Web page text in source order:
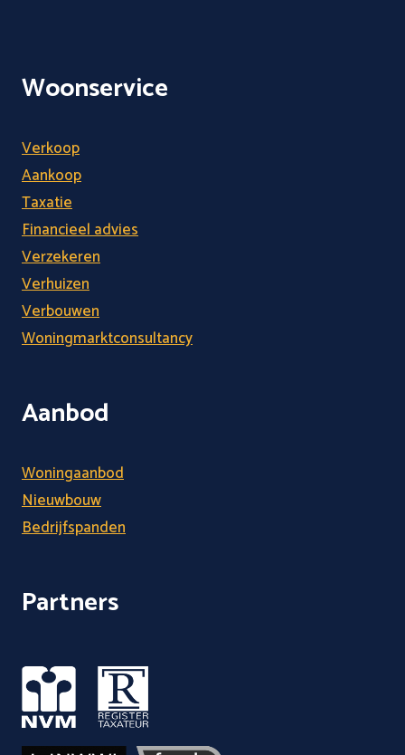
Woonservice
Verkoop
Aankoop
Taxatie
Financieel advies
Verzekeren
Verhuizen
Verbouwen
Woningmarktconsultancy
Aanbod
Woningaanbod
Nieuwbouw
Bedrijfspanden
Partners